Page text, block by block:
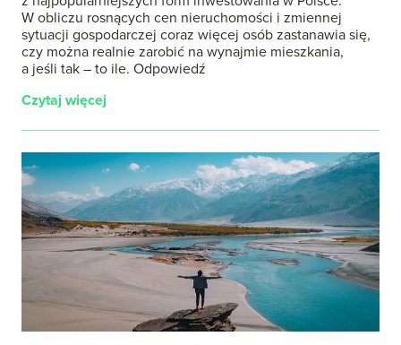
W obliczu rosnących cen nieruchomości i zmiennej
sytuacji gospodarczej coraz więcej osób zastanawia się,
czy można realnie zarobić na wynajmie mieszkania,
a jeśli tak – to ile. Odpowiedź
Czytaj więcej